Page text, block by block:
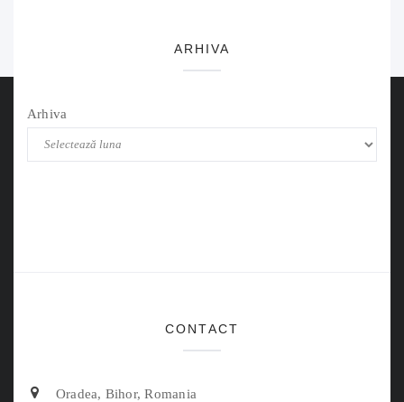
ARHIVA
Arhiva
CONTACT
Oradea, Bihor, Romania